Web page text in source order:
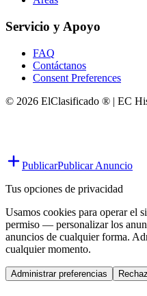
Servicio y Apoyo
FAQ
Contáctanos
Consent Preferences
© 2026 ElClasificado ® | EC
PublicarPublicar Anuncio
Tus opciones de privacidad
Usamos cookies para operar
permiso — personalizar los
anuncios de cualquier forma.
cualquier momento.
Administrar preferencias